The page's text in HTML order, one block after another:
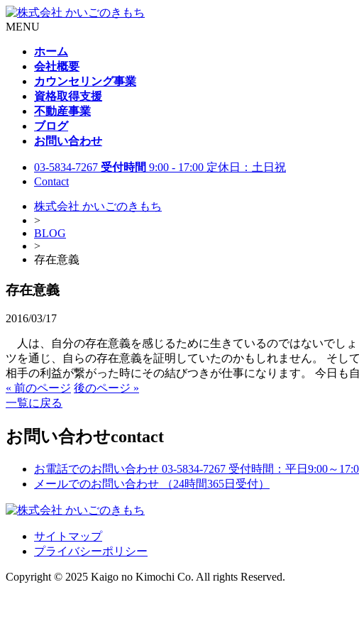
MENU
ホーム
会社概要
カウンセリング事業
資格取得支援
不動産事業
ブログ
お問い合わせ
03-5834-7267 受付時間 9:00 - 17:00 定休日：土日祝
Contact
株式会社 かいごのきもち
>
BLOG
>
存在意義
存在意義
2016/03/17
人は、自分の存在意義を感じるために生きているのではないでし
ツを通じ、自らの存在意義を証明していたのかもしれません。 そ
相手の利益が繋がった時にその結びつきが仕事になります。 今日も
« 前のページ 後のページ »
一覧に戻る
お問い合わせcontact
お電話でのお問い合わせ 03-5834-7267 受付時間：平日9:00～
メールでのお問い合わせ
（24時間365日受付）
サイトマップ
プライバシーポリシー
Copyright © 2025 Kaigo no Kimochi Co. All rights Reserved.